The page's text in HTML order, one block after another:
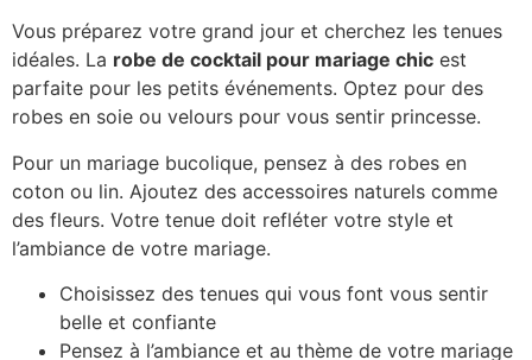
Vous préparez votre grand jour et cherchez les tenues
idéales. La robe de cocktail pour mariage chic est
parfaite pour les petits événements. Optez pour des
robes en soie ou velours pour vous sentir princesse.
Pour un mariage bucolique, pensez à des robes en
coton ou lin. Ajoutez des accessoires naturels comme
des fleurs. Votre tenue doit refléter votre style et
l’ambiance de votre mariage.
Choisissez des tenues qui vous font vous sentir
belle et confiante
Pensez à l’ambiance et au thème de votre mariage